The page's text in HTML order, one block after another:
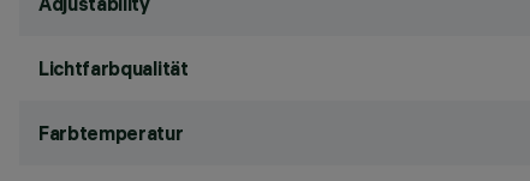
Lichtfarbqualität
Farbtemperatur